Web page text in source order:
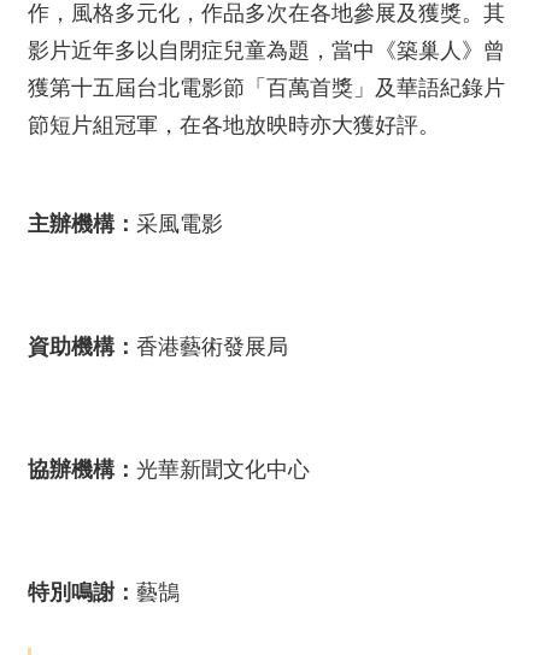
聯
絡
我
們
導
作，風格多元化，作品多次在各地參展及獲獎。其
影片近年多以自閉症兒童為題，當中《築巢人》曾
獲第十五屆台北電影節「百萬首獎」及華語紀錄片
節短片組冠軍，在各地放映時亦大獲好評。
主辦機構： 采風電影
資助機構： 香港藝術發展局
協辦機構： 光華新聞文化中心
特別鳴謝： 藝鵠